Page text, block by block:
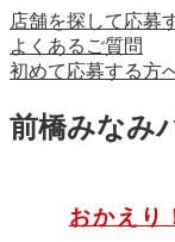
店舗を探して応募
よくあるご質問
初めて応募する方
前橋みなみ
おかえり